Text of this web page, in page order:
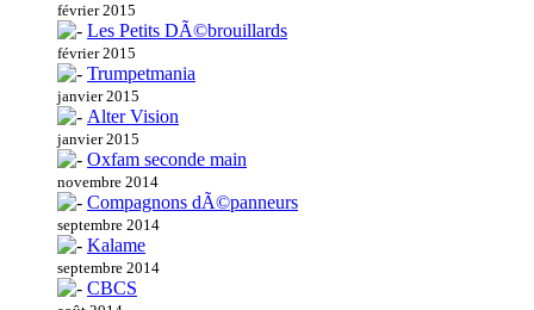
février 2015
Les Petits DÃ©brouillards
février 2015
Trumpetmania
janvier 2015
Alter Vision
janvier 2015
Oxfam seconde main
novembre 2014
Compagnons dÃ©panneurs
septembre 2014
Kalame
septembre 2014
CBCS